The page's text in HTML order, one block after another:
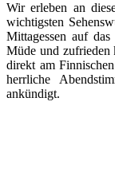
Wir erleben an
wichtigsten
Mittagessen auf
Müde und zufrieden
direkt am
herrliche
ankündigt.